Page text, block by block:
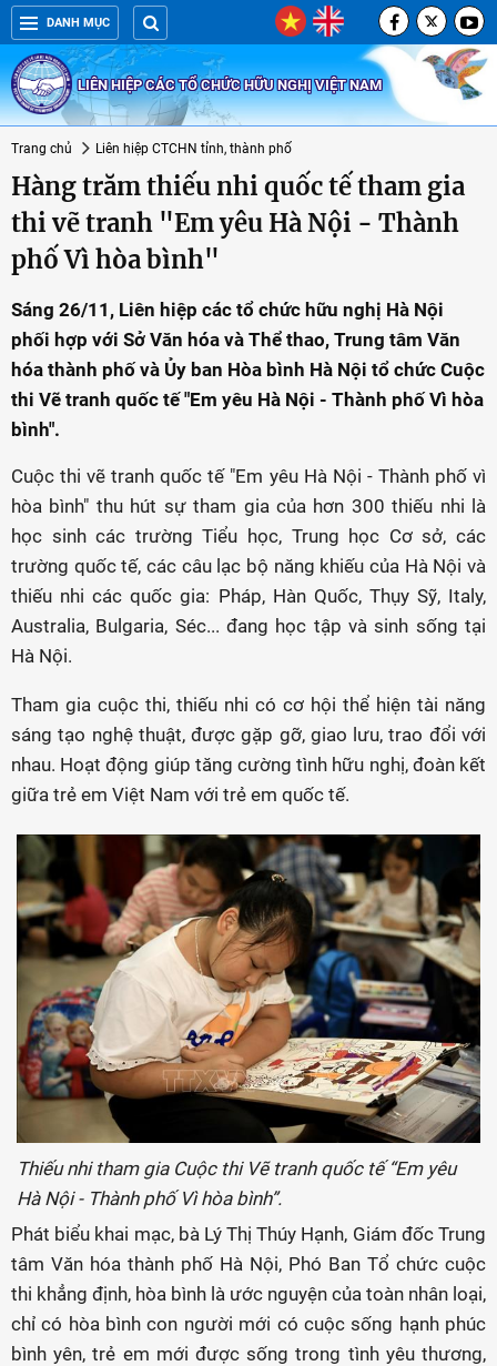
DANH MỤC
LIÊN HIỆP CÁC TỔ CHỨC HỮU NGHỊ VIỆT NAM
Trang chủ Liên hiệp CTCHN tỉnh, thành phố
Hàng trăm thiếu nhi quốc tế tham gia
thi vẽ tranh "Em yêu Hà Nội - Thành
phố Vì hòa bình"
Sáng 26/11, Liên hiệp các tổ chức hữu nghị Hà Nội
phối hợp với Sở Văn hóa và Thể thao, Trung tâm Văn
hóa thành phố và Ủy ban Hòa bình Hà Nội tổ chức Cuộc
thi Vẽ tranh quốc tế "Em yêu Hà Nội - Thành phố Vì hòa
bình".
Cuộc thi vẽ tranh quốc tế "Em yêu Hà Nội - Thành phố vì
hòa bình" thu hút sự tham gia của hơn 300 thiếu nhi là
học sinh các trường Tiểu học, Trung học Cơ sở, các
trường quốc tế, các câu lạc bộ năng khiếu của Hà Nội và
thiếu nhi các quốc gia: Pháp, Hàn Quốc, Thụy Sỹ, Italy,
Australia, Bulgaria, Séc... đang học tập và sinh sống tại
Hà Nội.
Tham gia cuộc thi, thiếu nhi có cơ hội thể hiện tài năng
sáng tạo nghệ thuật, được gặp gỡ, giao lưu, trao đổi với
nhau. Hoạt động giúp tăng cường tình hữu nghị, đoàn kết
giữa trẻ em Việt Nam với trẻ em quốc tế.
Thiếu nhi tham gia Cuộc thi Vẽ tranh quốc tế “Em yêu
Hà Nội - Thành phố Vì hòa bình”.
Phát biểu khai mạc, bà Lý Thị Thúy Hạnh, Giám đốc Trung
tâm Văn hóa thành phố Hà Nội, Phó Ban Tổ chức cuộc
thi khẳng định, hòa bình là ước nguyện của toàn nhân loại,
chỉ có hòa bình con người mới có cuộc sống hạnh phúc
bình yên, trẻ em mới được sống trong tình yêu thương,